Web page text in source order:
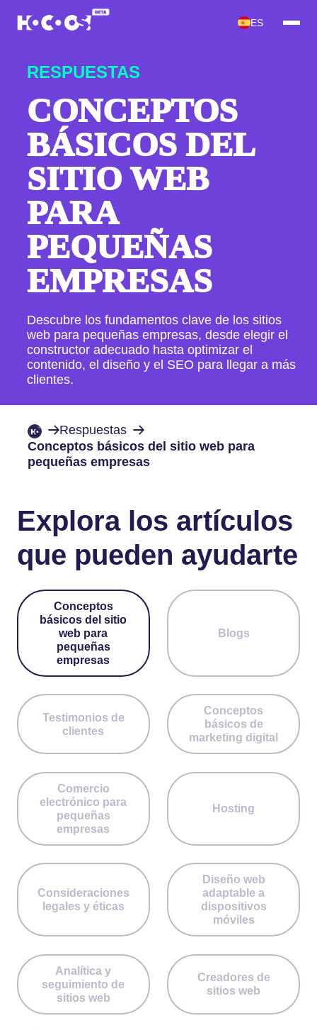
ES
RESPUESTAS
CONCEPTOS
BÁSICOS DEL
SITIO WEB
PARA
PEQUEÑAS
EMPRESAS
Descubre los fundamentos clave de los sitios
web para pequeñas empresas, desde elegir el
constructor adecuado hasta optimizar el
contenido, el diseño y el SEO para llegar a más
clientes.
Respuestas
Conceptos básicos del sitio web para
pequeñas empresas
Explora los artículos
que pueden ayudarte
Conceptos
básicos del sitio
web para
pequeñas
empresas
Blogs
Testimonios de
clientes
Conceptos
básicos de
marketing digital
Comercio
electrónico para
pequeñas
empresas
Hosting
Consideraciones
legales y éticas
Diseño web
adaptable a
dispositivos
móviles
Analítica y
seguimiento de
sitios web
Creadores de
sitios web